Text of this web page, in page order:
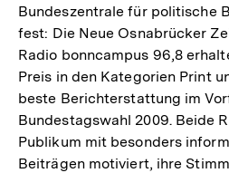
Bundeszentrale für politische
fest: Die Neue Osnabrücker
Radio bonncampus 96,8
Preis in den Kategorien Print
beste Berichterstattung im
Bundestagswahl 2009. Beide
Publikum mit besonders
Beiträgen motiviert, ihre